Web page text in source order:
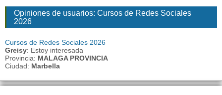
Opiniones de usuarios: Cursos de Redes Sociales
2026
Cursos de Redes Sociales 2026
Greisy: Estoy interesada
Provincia: MALAGA PROVINCIA
Ciudad: Marbella